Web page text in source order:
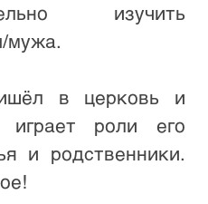
изучить
мужа.
в церковь и
роли его
и родственники.